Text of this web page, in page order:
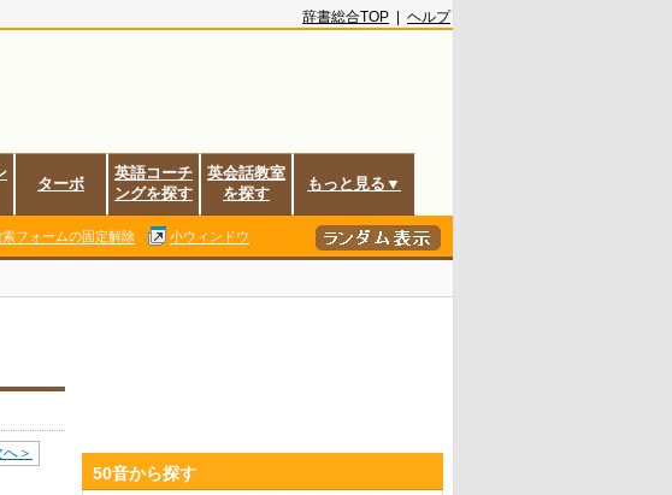
辞書総合TOP ヘルプ
ターボ
英語コーチ
ングを探す
英会話教室
を探す
もっと見る▼
索フォームの固定解除 小ウィンドウ
へ＞
50音から探す